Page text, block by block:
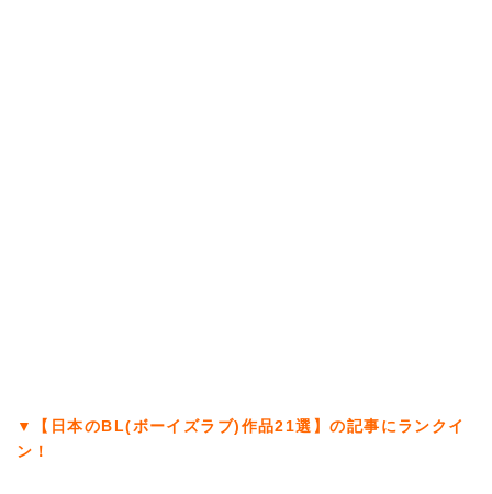
▼【日本のBL(ボーイズラブ)作品21選】の記事にランクイ
ン！